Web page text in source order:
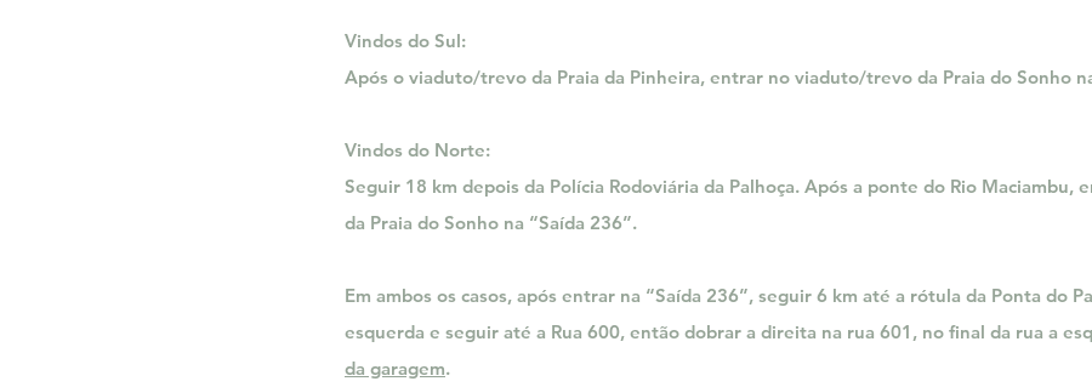
Vindos do Sul:
Após o viaduto/trevo da Praia da Pinheira, entrar no viaduto/trevo da Praia do Sonho
Vindos do Norte:
Seguir 18 km depois da Polícia Rodoviária da Palhoça. Após a ponte do Rio
da Praia do Sonho na “Saída 236”.
Em ambos os casos, após entrar na “Saída 236”, seguir 6 km até a rótula da Ponta do
esquerda e seguir até a Rua 600, então dobrar a direita na rua 601, no final da rua a
da garagem.